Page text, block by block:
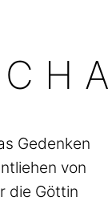
Gedenken
von
die Göttin